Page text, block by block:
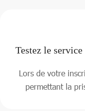
Testez le
Lors de votre
permettant la